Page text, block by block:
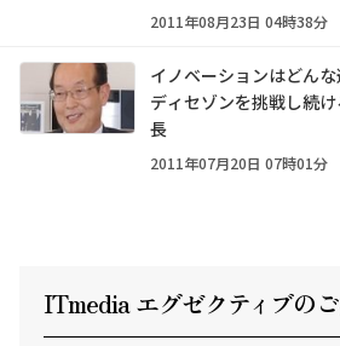
2011年08月23日 04時38分
イノベーションはどんな
ディセゾンを挑戦し続
長
2011年07月20日 07時01分
ITmedia エグゼクティ ブの